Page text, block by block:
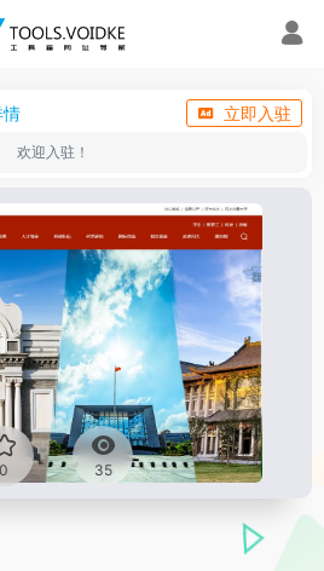
情 立即入驻
欢迎入驻！
0 35